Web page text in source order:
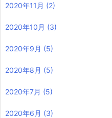
2020年11月 (2)
2020年10月 (3)
2020年9月 (5)
2020年8月 (5)
2020年7月 (5)
2020年6月 (3)